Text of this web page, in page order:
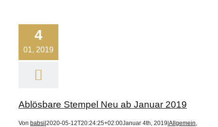
4
01, 2019
Ablösbare Stempel Neu ab Januar 2019
Von babsi 2020-05-12T20:24:25+02:00Januar 4th, 2019 Allgemein,